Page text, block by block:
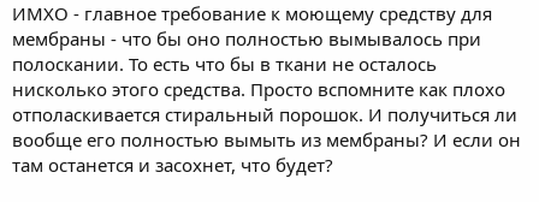
ИМХО - главное требование к моющему средству для
мембраны - что бы оно полностью вымывалось при
полоскании. То есть что бы в ткани не осталось
нисколько этого средства. Просто вспомните как плохо
отполаскивается стиральный порошок. И получиться ли
вообще его полностью вымыть из мембраны? И если он
там останется и засохнет, что будет?